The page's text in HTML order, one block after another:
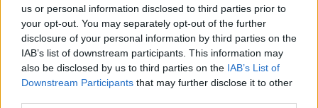
us or personal information disclosed to third parties prior to
your opt-out. You may separately opt-out of the further
disclosure of your personal information by third parties on the
IAB’s list of downstream participants. This information may
also be disclosed by us to third parties on the IAB’s List of
Downstream Participants that may further disclose it to other
Queste le prime parole di Martino Mastellari: "Innanzitutto
tengo a ringraziare e a salutare Montegranaro a partire dalla
società fino ad arrivare ai tifosi. Lascio un ambiente in cui mi
sono sentito a casa e per questo non posso che augurare il
meglio per il futuro. Mi sono sentito molto apprezzato e